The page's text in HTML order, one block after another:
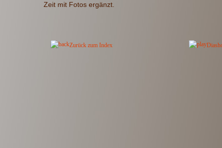
Zurück zum Index
Zeit mit Fotos ergänzt.